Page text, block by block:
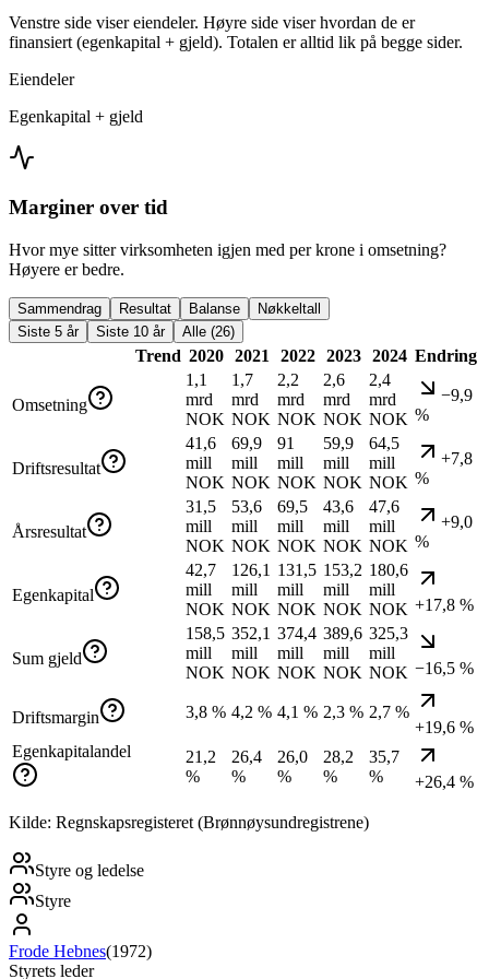
Venstre side viser eiendeler. Høyre side viser hvordan de er
finansiert (egenkapital + gjeld). Totalen er alltid lik på begge sider.
Eiendeler
Egenkapital + gjeld
Marginer over tid
Hvor mye sitter virksomheten igjen med per krone i omsetning?
Høyere er bedre.
Sammendrag Resultat Balanse
Nøkkeltall
Siste 5 år
Siste 10 år Alle (26)
Trend 2020 2021 2022 2023 2024 Endring
Omsetning
1,1
mrd
NOK
1,7
mrd
NOK
2,2
mrd
NOK
2,6
mrd
NOK
2,4
mrd
NOK
−9,9
%
Driftsresultat
41,6
mill
NOK
69,9
mill
NOK
91
mill
NOK
59,9
mill
NOK
64,5
mill
NOK
+7,8
%
Årsresultat
31,5
mill
NOK
53,6
mill
NOK
69,5
mill
NOK
43,6
mill
NOK
47,6
mill
NOK
+9,0
%
Egenkapital
42,7
mill
NOK
126,1
mill
NOK
131,5
mill
NOK
153,2
mill
NOK
180,6
mill
NOK +17,8 %
Sum gjeld
158,5
mill
NOK
352,1
mill
NOK
374,4
mill
NOK
389,6
mill
NOK
325,3
mill
NOK −16,5 %
Driftsmargin 3,8 % 4,2 % 4,1 % 2,3 % 2,7 %
+19,6 %
Egenkapitalandel
21,2
%
26,4
%
26,0
%
28,2
%
35,7
%
+26,4 %
Kilde: Regnskapsregisteret (Brønnøysundregistrene)
Styre og ledelse
Styre
Frode Hebnes(1972)
Styrets leder